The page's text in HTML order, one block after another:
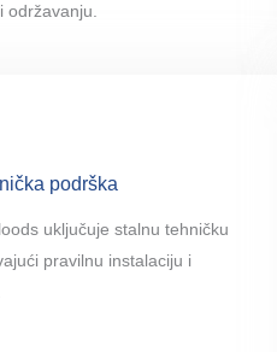
održavanju.
podrška
uključuje stalnu tehničku
pravilnu instalaciju i